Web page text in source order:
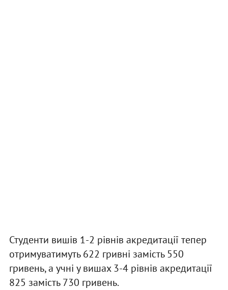
Студенти вишів 1-2 рівнів акредитації тепер
отримуватимуть 622 гривні замість 550
гривень, а учні у вишах 3-4 рівнів акредитації
825 замість 730 гривень.